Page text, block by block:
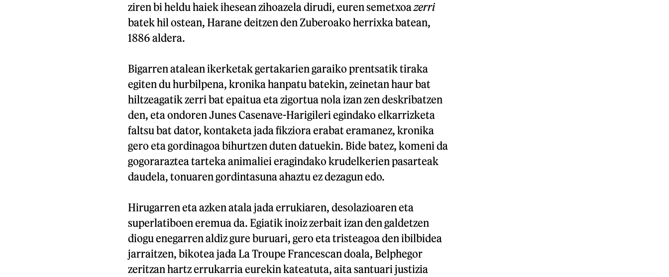
ziren bi heldu haiek ihesean zihoazela dirudi, euren semetxoazerri
batek hil ostean, Harane deitzen den Zuberoako herrixka batean,
1886 aldera.
Bigarren atalean ikerketak gertakarien garaiko prentsatik tiraka
egiten du hurbilpena, kronika hanpatu batekin, zeinetan haur bat
hiltzeagatik zerri bat epaitua eta zigortua nola izan zen deskribatzen
den, eta ondoren Junes Casenave-Harigileri egindako elkarrizketa
faltsu bat dator, kontaketa jada fikziora erabat eramanez, kronika
gero eta gordinagoa bihurtzen duten datuekin. Bide batez, komeni da
gogoraraztea tarteka animaliei eragindako krudelkerien pasarteak
daudela, tonuaren gordintasuna ahaztu ez dezagun edo.
Hirugarren eta azken atala jada errukiaren, desolazioaren eta
superlatiboen eremua da. Egiatik inoiz zerbait izan den galdetzen
diogu enegarren aldiz gure buruari, gero eta tristeagoa den ibilbidea
jarraitzen, bikotea jada La Troupe Francescan doala, Belphegor
zeritzan hartz errukarria eurekin kateatuta, aita santuari justizia